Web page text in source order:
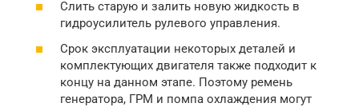
Слить старую и залить новую жидкость в
гидроусилитель рулевого управления.
Срок эксплуатации некоторых деталей и
комплектующих двигателя также подходит к
концу на данном этапе. Поэтому ремень
генератора, ГРМ и помпа охлаждения могут